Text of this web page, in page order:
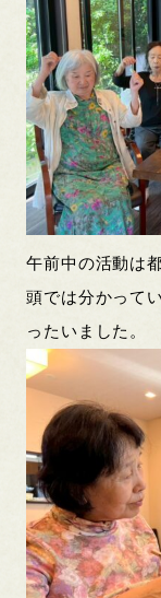
午前中の活動は
頭では分かって
ったいました。